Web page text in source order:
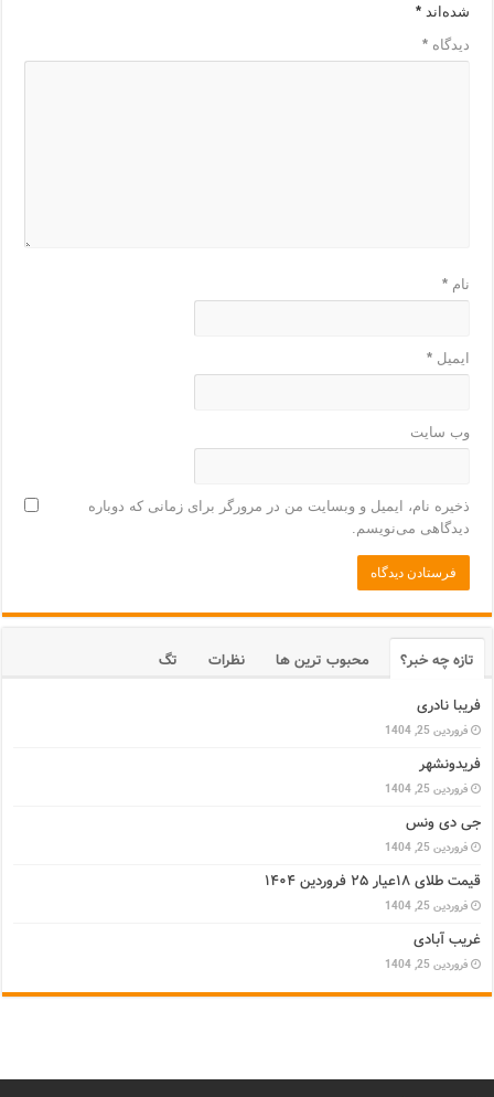
شده‌اند*
دیدگاه*
نام*
ایمیل*
وب‌ سایت
ذخیره نام، ایمیل و وبسایت من در مرورگر برای زمانی که دوباره
دیدگاهی می‌نویسم.
تازه چه خبر؟ محبوب ترین ها نظرات
تگ
فریبا نادری
فروردین 25, 1404
فریدونشهر
فروردین 25, 1404
جی دی ونس
فروردین 25, 1404
قیمت طلای ۱۸عیار ۲۵ فروردین ۱۴۰۴
فروردین 25, 1404
غریب آبادی
فروردین 25, 1404